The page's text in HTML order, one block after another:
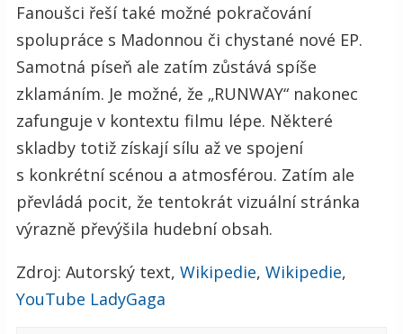
Fanoušci řeší také možné pokračování
spolupráce s Madonnou či chystané nové EP.
Samotná píseň ale zatím zůstává spíše
zklamáním. Je možné, že „RUNWAY“ nakonec
zafunguje v kontextu filmu lépe. Některé
skladby totiž získají sílu až ve spojení
s konkrétní scénou a atmosférou. Zatím ale
převládá pocit, že tentokrát vizuální stránka
výrazně převýšila hudební obsah.
Zdroj: Autorský text, Wikipedie, Wikipedie,
YouTube LadyGaga